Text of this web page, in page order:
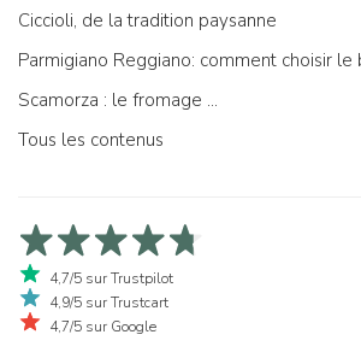
Ciccioli, de la tradition paysanne
Parmigiano Reggiano: comment choisir le
Scamorza : le fromage ...
Tous les contenus
4,7/5 sur Trustpilot
4,9/5 sur Trustcart
4,7/5 sur Google